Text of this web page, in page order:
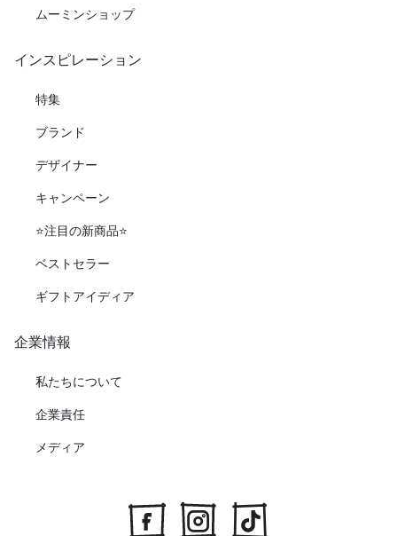
ムーミンショップ
インスピレーション
特集
ブランド
デザイナー
キャンペーン
⭐️注目の新商品⭐️
ベストセラー
ギフトアイディア
企業情報
私たちについて
企業責任
メディア